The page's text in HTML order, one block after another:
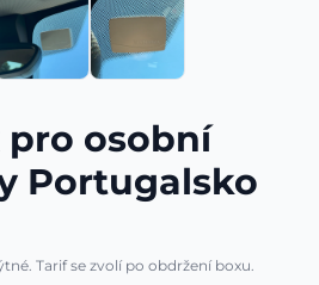
osobní
Portugalsko
Tarif se zvolí po obdržení boxu.